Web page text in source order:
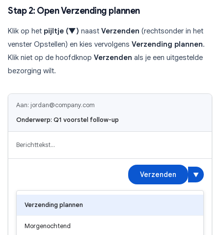
Stap 2: Open Verzending plannen
Klik op het pijltje (▼) naast Verzenden (rechtsonder in het
venster Opstellen) en kies vervolgens Verzending plannen.
Klik niet op de hoofdknop Verzenden als je een uitgestelde
bezorging wilt.
Aan: jordan@company.com
Onderwerp: Q1 voorstel follow-up
Berichttekst…
Verzenden ▼
Verzending plannen
Morgenochtend